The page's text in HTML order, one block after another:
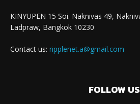
KINYUPEN 15 Soi. Naknivas 49,
Ladpraw, Bangkok 10230
Contact us: ripplenet.a@gmail.com
FOLLOW US